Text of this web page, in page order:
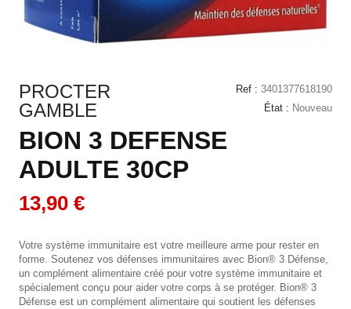
PROCTER
GAMBLE
Ref : 3401377618190
État : Nouveau
BION 3 DEFENSE
ADULTE 30CP
13,90 €
Votre système immunitaire est votre meilleure arme pour rester en
forme. Soutenez vos défenses immunitaires avec Bion® 3 Défense,
un complément alimentaire créé pour votre système immunitaire et
spécialement conçu pour aider votre corps à se protéger. Bion® 3
Défense est un complément alimentaire qui soutient les défenses